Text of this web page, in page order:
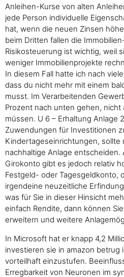
Anleihen-Kurse von alten
jede Person individuelle
hat, wenn die neuen Zinsen
beim Dritten fallen die
Risikosteuerung ist wichtig, weil
weniger Immobilienprojekte
In diesem Fall hatte ich nach
dass du nicht mehr mit einem
musst. Im Verarbeitenden
Prozent nach unten gehen,
müssen. U 6 – Erhaltung Anlage
Zuwendungen für Investitionen
Kindertageseinrichtungen, sollte
nachhaltige Anlage entscheiden.
Girokonto gibt es jedoch relativ
Festgeld- oder Tagesgeldkonto,
irgendeine neuzeitliche
was für Sie in dieser Hinsicht
einfach Rendite, dann können
erweitern und weitere
In Microsoft hat er knapp 4,2
investieren sie in amazon betrug
vorteilhaft einzustufen.
Erregbarkeit von Neuronen im